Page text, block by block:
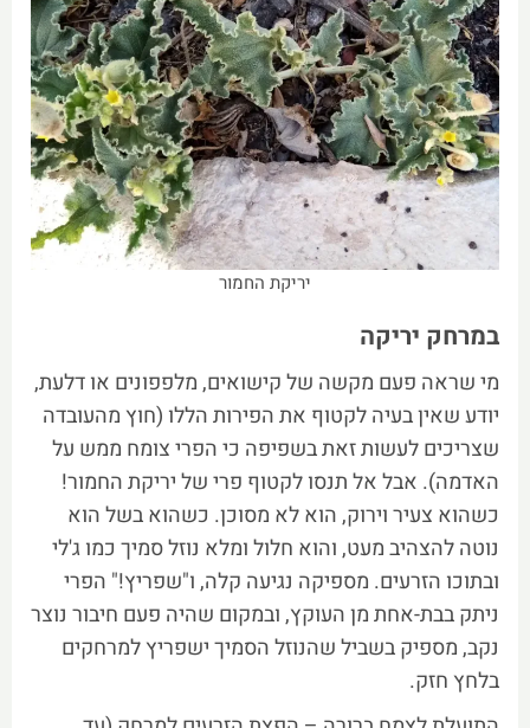
יריקת החמור
במרחק יריקה
מי שראה פעם מקשה של קישואים, מלפפונים או דלעת,
יודע שאין בעיה לקטוף את הפירות הללו (חוץ מהעובדה
שצריכים לעשות זאת בשפיפה כי הפרי צומח ממש על
האדמה). אבל אל תנסו לקטוף פרי של יריקת החמור!
כשהוא צעיר וירוק, הוא לא מסוכן. כשהוא בשל הוא
נוטה להצהיב מעט, והוא חלול ומלא נוזל סמיך כמו ג'לי
ובתוכו הזרעים. מספיקה נגיעה קלה, ו"שפריץ!" הפרי
ניתק בבת-אחת מן העוקץ, ובמקום שהיה פעם חיבור נוצר
נקב, מספיק בשביל שהנוזל הסמיך ישפריץ למרחקים
בלחץ חזק.